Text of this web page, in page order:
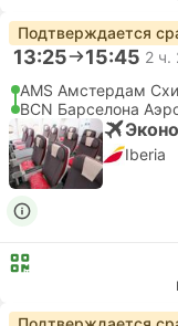
Подтверждается
13:25 15:45 2 ч.
AMS Амстердам
BCN Барселона
Iberia